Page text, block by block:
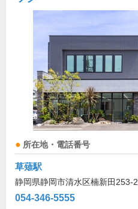
所在地・電話番号
草薙駅
静岡県静岡市清水区楠新田253-2
054-346-5555